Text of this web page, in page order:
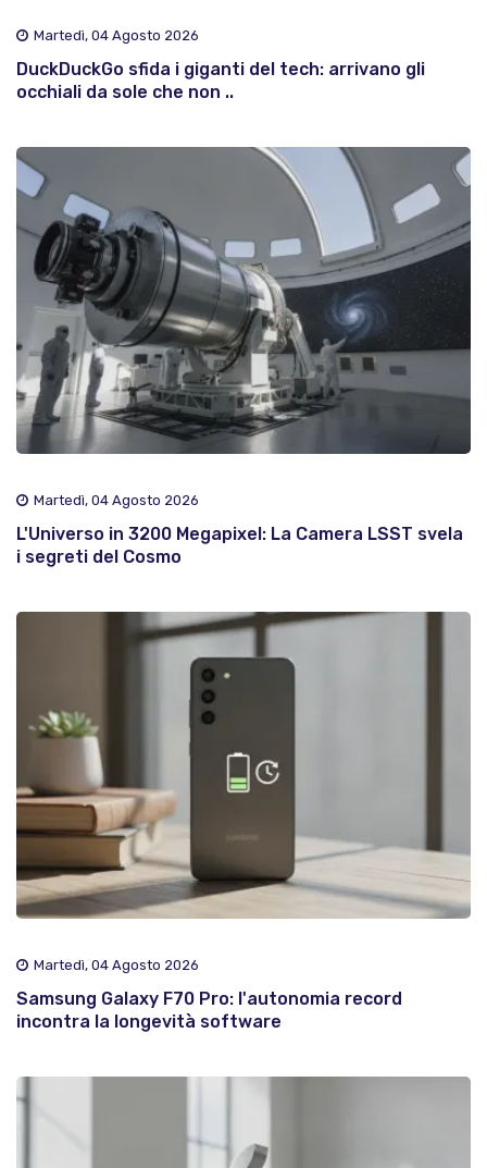
Martedì, 04 Agosto 2026
DuckDuckGo sfida i giganti del tech: arrivano gli
occhiali da sole che non ..
Martedì, 04 Agosto 2026
L'Universo in 3200 Megapixel: La Camera LSST svela
i segreti del Cosmo
Martedì, 04 Agosto 2026
Samsung Galaxy F70 Pro: l'autonomia record
incontra la longevità software